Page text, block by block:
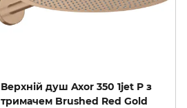
Верхній душ Axor 350 1jet P з
тримачем Brushed Red Gold